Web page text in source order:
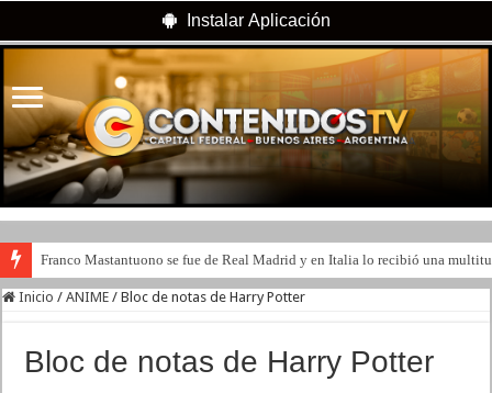
Instalar Aplicación
Franco Mastantuono se fue de Real Madrid y en Italia lo recibió una
Inicio / ANIME / Bloc de notas de Harry Potter
Bloc de notas de Harry Potter